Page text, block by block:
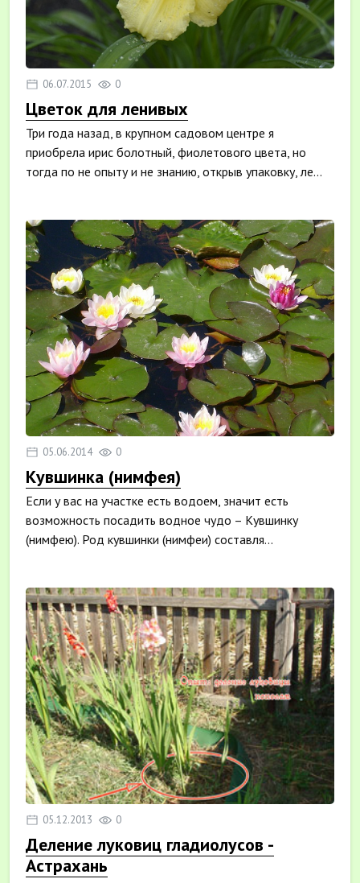
06.07.2015 0
Цветок для ленивых
Три года назад, в крупном садовом центре я
приобрела ирис болотный, фиолетового цвета, но
тогда по не опыту и не знанию, открыв упаковку, ле...
05.06.2014 0
Кувшинка (нимфея)
Если у вас на участке есть водоем, значит есть
возможность посадить водное чудо – Кувшинку
(нимфею). Род кувшинки (нимфеи) составля...
05.12.2013 0
Деление луковиц гладиолусов -
Астрахань